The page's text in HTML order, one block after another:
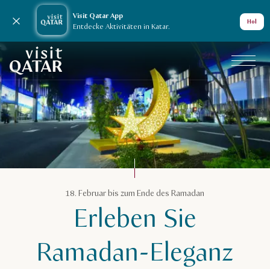
Visit Qatar App
Entdecke Aktivitäten in Katar.
Hol
Nachricht schließen
VisitQatar Homepage
Katar-Kalender
Ramadan am Lusail Boulevard
18. Februar bis zum Ende des Ramadan
Erleben Sie
Ramadan-Eleganz